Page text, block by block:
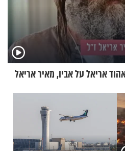
אריאל על אביו, מאיר אריאל